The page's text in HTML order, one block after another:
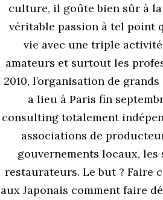
culture, il goûte bien sûr à
véritable passion à tel point
vie avec une triple
amateurs et surtout les
2010, l’organisation de
a lieu à Paris fin
consulting totalement
associations de
gouvernements locaux,
restaurateurs. Le but ? Faire
aux Japonais comment faire